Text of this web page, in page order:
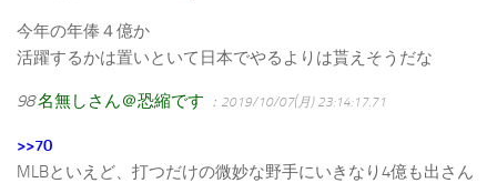
今年の年俸４億か
活躍するかは置いといて日本でやるよりは貰えそうだな
98名無しさん＠恐縮です ：2019/10/07(月) 23:14:17.71
>>70
MLBといえど、打つだけの微妙な野手にいきなり4億も出さん